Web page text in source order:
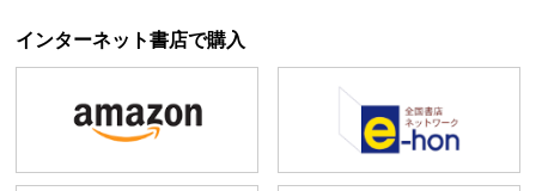
インターネット書店で購入